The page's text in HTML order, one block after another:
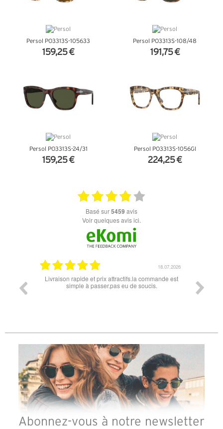
Persol PO3313S-105633
159,25 €
Persol PO3313S-108/48
191,75 €
Persol PO3313S-24/31
159,25 €
Persol PO3313S-1056GI
224,25 €
basé sur5459 avis
Voir quelques avis ici.
18.07.2026
commande est
de soucis.
Super lunette merci pour les lunettes pour l'éclipse
Abonnez-vous à notre newsletter